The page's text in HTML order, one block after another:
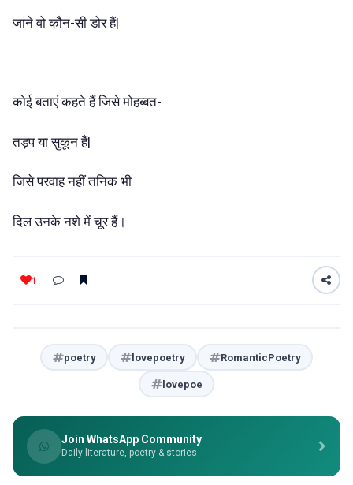
जाने वो कौन-सी डोर हैं|
कोई बताएं कहते हैं जिसे मोहब्बत-
तड़प या सुकून हैं|
जिसे परवाह नहीं तनिक भी
दिल उनके नशे में चूर हैं।
1
poetry lovepoetry RomanticPoetry
lovepoe
Join WhatsApp Community
Daily literature, poetry & stories